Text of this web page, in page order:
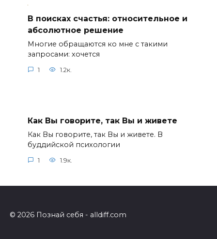
В поисках счастья: относительное и
абсолютное решение
Многие обращаются ко мне с такими
запросами: хочется
1 1.2к.
Как Вы говорите, так Вы и живете
Как Вы говорите, так Вы и живете. В
буддийской психологии
1 1.9к.
© 2026 Познай себя - alldiff.com